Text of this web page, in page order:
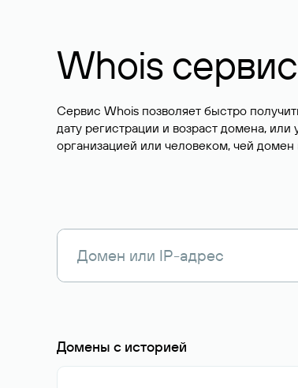
Whois сервис
Сервис Whois позволяет быстро
дату регистрации и возраст домена,
организацией или человеком, чей домен
Домены с историей